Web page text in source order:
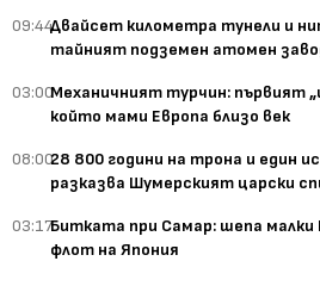
09:44Двайсет километра тунели и
тайният подземен атомен
03:00Механичният турчин: първият
който мами Европа близо век
08:0028 800 години на трона и един
разказва Шумерският царски
03:17Битката при Самар: шепа малки
флот на Япония